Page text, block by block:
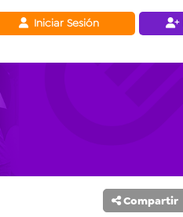
Iniciar Sesión
Compartir